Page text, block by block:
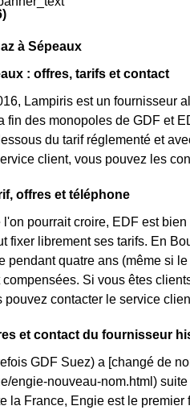
à Sépeaux
: offres, tarifs et contact
Lampiris est un fournisseur
fin des monopoles de GDF et
du tarif réglementé et
client, vous pouvez les
offres et téléphone
pourrait croire, EDF est
fixer librement ses tarifs. En
pendant quatre ans (même si
Si vous êtes
pouvez contacter le service
et contact du fournisseur
GDF Suez) a [changé de
engie-nouveau-nom.html)
la France, Engie est le